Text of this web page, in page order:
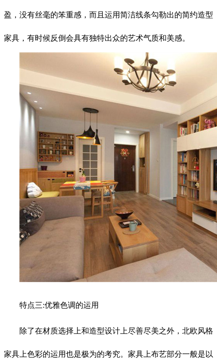
盈，没有丝毫的笨重感，而且运用简洁线条勾勒出的简约造型
家具，有时候反倒会具有独特出众的艺术气质和美感。
特点三:优雅色调的运用
除了在材质选择上和造型设计上尽善尽美之外，北欧风格
家具上色彩的运用也是极为的考究。家具上布艺部分一般是以